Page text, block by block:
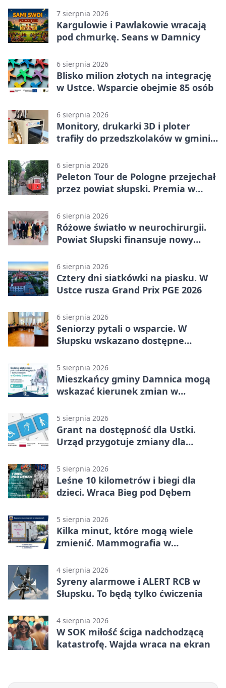
7 sierpnia 2026
Kargulowie i Pawlakowie wracają
pod chmurkę. Seans w Damnicy
6 sierpnia 2026
Blisko milion złotych na integrację
w Ustce. Wsparcie obejmie 85 osób
6 sierpnia 2026
Monitory, drukarki 3D i ploter
trafiły do przedszkolaków w gminie
6 sierpnia 2026
Peleton Tour de Pologne przejechał
przez powiat słupski. Premia w
6 sierpnia 2026
Różowe światło w neurochirurgii.
Powiat Słupski finansuje nowy
6 sierpnia 2026
Cztery dni siatkówki na piasku. W
Ustce rusza Grand Prix PGE 2026
6 sierpnia 2026
Seniorzy pytali o wsparcie. W
Słupsku wskazano dostępne
5 sierpnia 2026
Mieszkańcy gminy Damnica mogą
wskazać kierunek zmian w
5 sierpnia 2026
Grant na dostępność dla Ustki.
Urząd przygotuje zmiany dla
5 sierpnia 2026
Leśne 10 kilometrów i biegi dla
dzieci. Wraca Bieg pod Dębem
5 sierpnia 2026
Kilka minut, które mogą wiele
zmienić. Mammografia w
4 sierpnia 2026
Syreny alarmowe i ALERT RCB w
Słupsku. To będą tylko ćwiczenia
4 sierpnia 2026
W SOK miłość ściga nadchodzącą
katastrofę. Wajda wraca na ekran